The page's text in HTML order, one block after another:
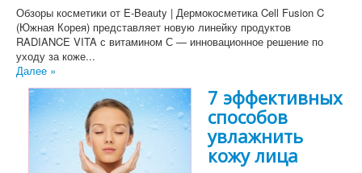
Обзоры косметики от E-Beauty | Дермокосметика Cell Fusion C
(Южная Корея) представляет новую линейку продуктов
RADIANCE VITA с витамином С — инновационное решение по
уходу за коже...
Далее »
7 эффективных
способов
увлажнить
кожу лица